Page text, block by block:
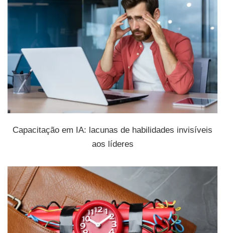
Capacitação em IA: lacunas de habilidades invisíveis
aos líderes